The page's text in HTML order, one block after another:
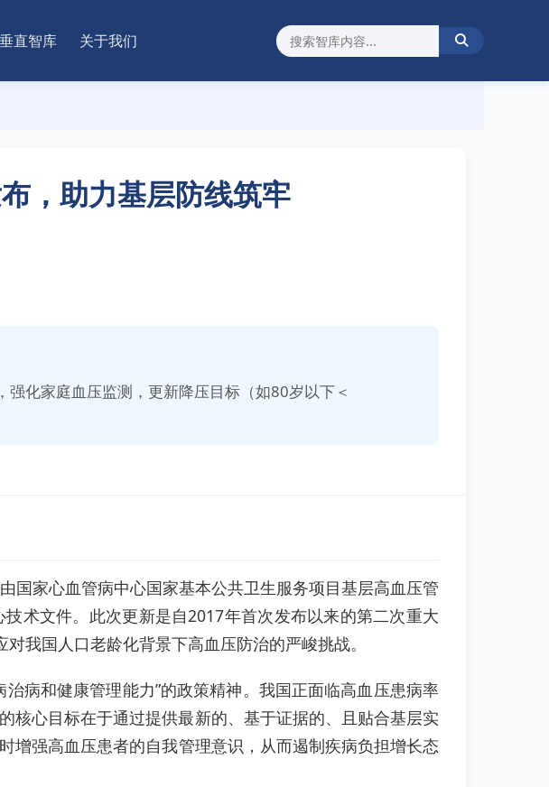
垂直智库 关于我们
，助力基层防线筑牢
化家庭血压监测，更新降压目标（如80岁以下＜
国家心血管病中心国家基本公共卫生服务项目基层高血压管
术文件。此次更新是自2017年首次发布以来的第二次重大
我国人口老龄化背景下高血压防治的严峻挑战。
病和健康管理能力”的政策精神。我国正面临高血压患病率
核心目标在于通过提供最新的、基于证据的、且贴合基层实
时增强高血压患者的自我管理意识，从而遏制疾病负担增长态